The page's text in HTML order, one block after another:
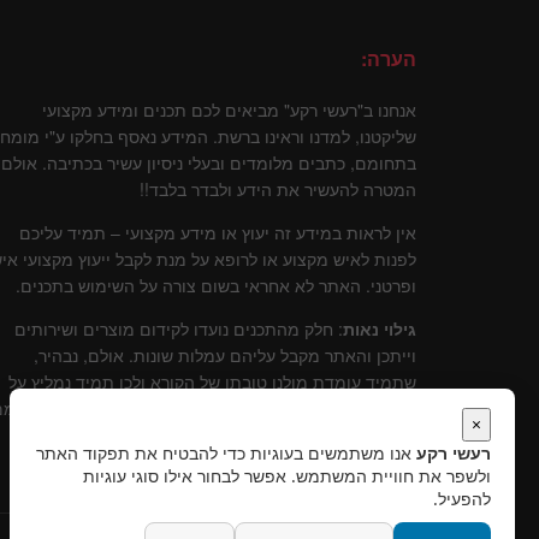
הערה:
אנחנו ב"רעשי רקע" מביאים לכם תכנים ומידע מקצועי
שליקטנו, למדנו וראינו ברשת. המידע נאסף בחלקו ע"י
בתחומם, כתבים מלומדים ובעלי ניסיון עשיר בכתיבה. אולם
המטרה להעשיר את הידע ולבדר בלבד!!
אין לראות במידע זה יעוץ או מידע מקצועי – תמיד עליכם
לפנות לאיש מקצוע או לרופא על מנת לקבל ייעוץ מקצועי
ופרטני. האתר לא אחראי בשום צורה על השימוש בתכנים.
גילוי נאות: חלק מהתכנים נועדו לקידום מוצרים ושירותים
וייתכן והאתר מקבל עליהם עמלות שונות. אולם, נבהיר,
שתמיד עומדת מולנו טובתו של הקורא ולכן תמיד נמליץ על
שירותים ומוצרים שלדעתינו עומדים בסטנרט איכותי
×
רעשי רקע אנו משתמשים בעוגיות כדי להבטיח את תפקוד האתר
ולשפר את חוויית המשתמש. אפשר לבחור אילו סוגי עוגיות
להפעיל.